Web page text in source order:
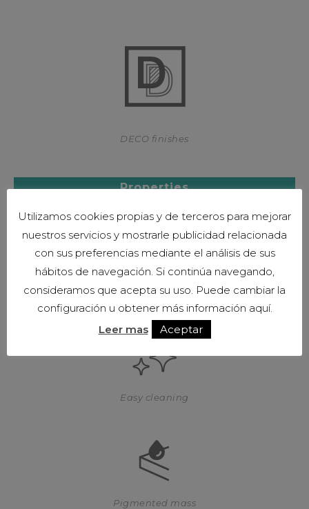
DECO finishes
Properties
3 years guarantee *
Easy cleaning
Pigmented mass
Utilizamos cookies propias y de terceros para mejorar
nuestros servicios y mostrarle publicidad relacionada
con sus preferencias mediante el análisis de sus
hábitos de navegación. Si continúa navegando,
consideramos que acepta su uso. Puede cambiar la
configuración u obtener más información aquí.
Leer mas
Aceptar